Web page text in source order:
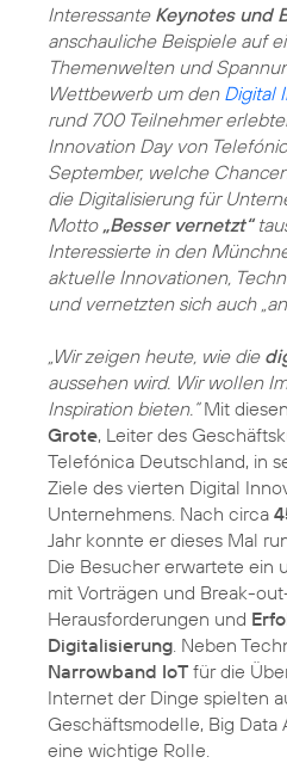
Interessante Keynotes und
anschauliche Beispiele auf
Themenwelten und
Wettbewerb um den Digital
rund 700 Teilnehmer
Innovation Day von
September, welche
die Digitalisierung für
Motto „Besser vernetzt“
Interessierte in den
aktuelle Innovationen,
und vernetzten sich auch
„Wir zeigen heute, wie die
aussehen wird. Wir wollen
Inspiration bieten.“Mit
Grote, Leiter des
Telefónica Deutschland, in
Ziele des vierten Digital
Unternehmens. Nach circa
Jahr konnte er dieses Mal
Die Besucher erwartete ein
mit Vorträgen und Break-
Herausforderungen und
Digitalisierung . Neben
Narrowband IoT für die
Internet der Dinge spielten
Geschäftsmodelle, Big
eine wichtige Rolle.